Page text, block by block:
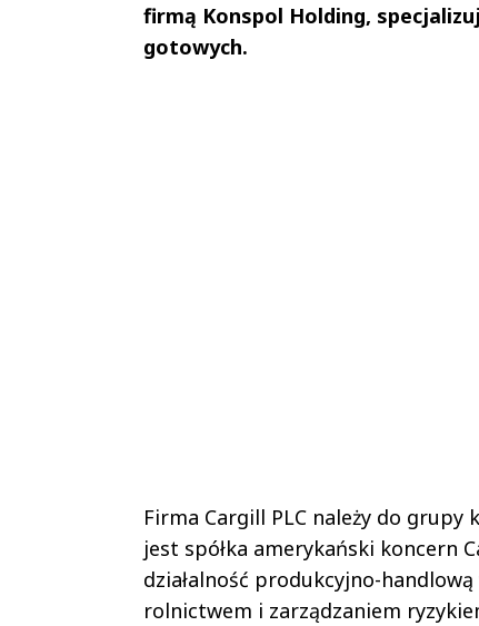
firmą Konspol Holding,
gotowych.
Firma Cargill PLC należy do
jest spółka amerykański koncern
działalność produkcyjno-
rolnictwem i zarządzaniem
Andrzej i Marta